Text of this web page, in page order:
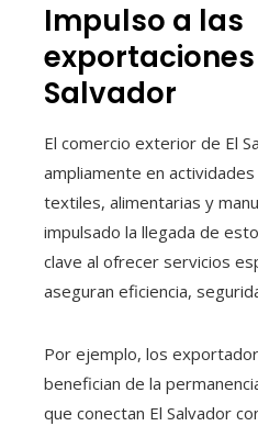
Impulso a las
exportaciones
Salvador
El comercio exterior de El
ampliamente en
textiles, alimentarias y
impulsado la llegada de
clave al ofrecer servicios
aseguran eficiencia,
Por ejemplo, los
benefician de la
que conectan El Salvador